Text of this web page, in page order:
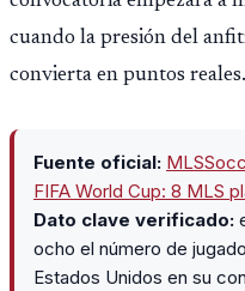
cuando la presión del
convierta en puntos reales.
Fuente oficial:
FIFA World Cup: 8 MLS
Dato clave verificado:
ocho el número de
Estados Unidos en su